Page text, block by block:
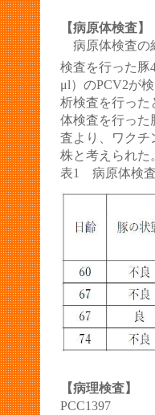
第14回 豚病症
第14回麻布
第９回口蹄疫
JASV活動報
活動報告会延
第11回合同集
JASV年次大
第８回口蹄
Standing
加報告
第17回活動報
プレスリリー
【病原体検査】
病原体検査の
検査を行った豚
μl）のPCV2が
析検査を行った
体検査を行った
査より、ワクチ
株と考えられた
表1 病原体検
【病理検査】
PCC1397